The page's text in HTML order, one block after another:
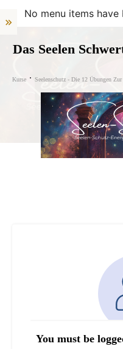
No menu items have
Das Seelen
Kurse Seelenschutz - Die 12 Übungen
You must be